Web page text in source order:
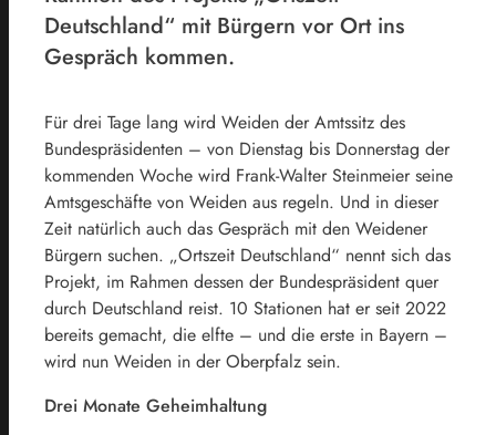
Deutschland“ mit Bürgern vor Ort ins
Gespräch kommen.
Für drei Tage lang wird Weiden der Amtssitz des
Bundespräsidenten – von Dienstag bis Donnerstag der
kommenden Woche wird Frank-Walter Steinmeier seine
Amtsgeschäfte von Weiden aus regeln. Und in dieser
Zeit natürlich auch das Gespräch mit den Weidener
Bürgern suchen. „Ortszeit Deutschland“ nennt sich das
Projekt, im Rahmen dessen der Bundespräsident quer
durch Deutschland reist. 10 Stationen hat er seit 2022
bereits gemacht, die elfte – und die erste in Bayern –
wird nun Weiden in der Oberpfalz sein.
Drei Monate Geheimhaltung